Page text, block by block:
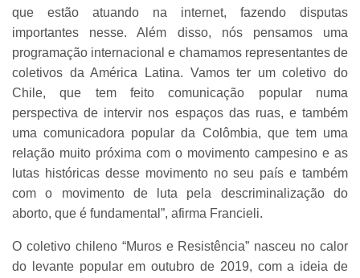
que estão atuando na internet, fazendo disputas
importantes nesse. Além disso, nós pensamos uma
programação internacional e chamamos representantes de
coletivos da América Latina. Vamos ter um coletivo do
Chile, que tem feito comunicação popular numa
perspectiva de intervir nos espaços das ruas, e também
uma comunicadora popular da Colômbia, que tem uma
relação muito próxima com o movimento campesino e as
lutas históricas desse movimento no seu país e também
com o movimento de luta pela descriminalização do
aborto, que é fundamental”, afirma Francieli.
O coletivo chileno “Muros e Resistência” nasceu no calor
do levante popular em outubro de 2019, com a ideia de